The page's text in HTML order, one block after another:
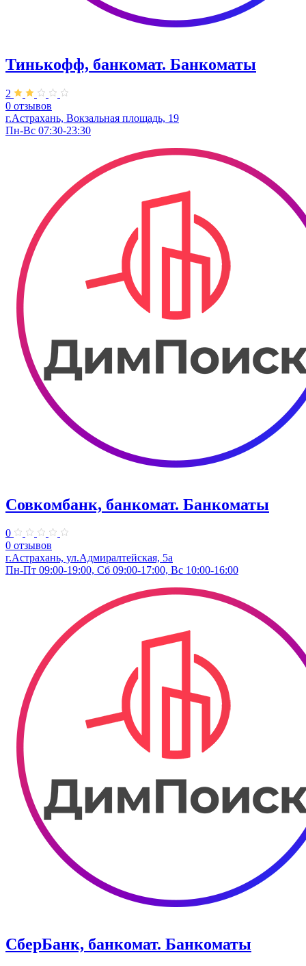
Тинькофф, банкомат. Банкоматы
2
0 отзывов
г.Астрахань, Вокзальная площадь, 19
Пн-Вс 07:30-23:30
Совкомбанк, банкомат. Банкоматы
0
0 отзывов
г.Астрахань, ул.Адмиралтейская, 5а
Пн-Пт 09:00-19:00, Сб 09:00-17:00, Вс 10:00-16:00
СберБанк, банкомат. Банкоматы